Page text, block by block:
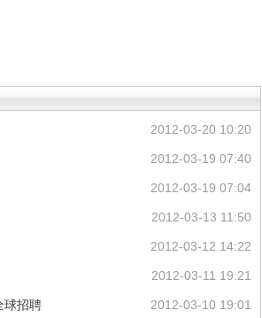
2012-03-20 10:20
2012-03-19 07:40
2012-03-19 07:04
2012-03-13 11:50
2012-03-12 14:22
2012-03-11 19:21
2012-03-10 19:01
球招聘